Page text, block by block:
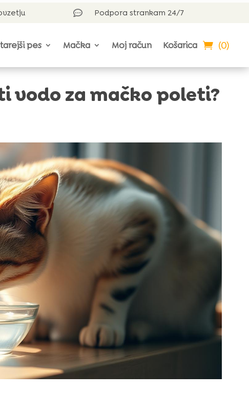
 Podpora strankam 24/7
pes Mačka Moj račun Košarica (0)
vodo za mačko poleti?